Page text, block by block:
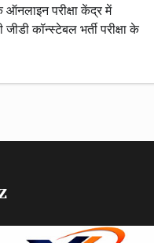
ऑनलाइन परीक्षा केंद्र में
कॉन्स्टेबल भर्ती परीक्षा के